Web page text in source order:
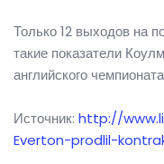
Только 12 выходов на
такие показатели
английского
Источник: http://
Everton-prodlil-